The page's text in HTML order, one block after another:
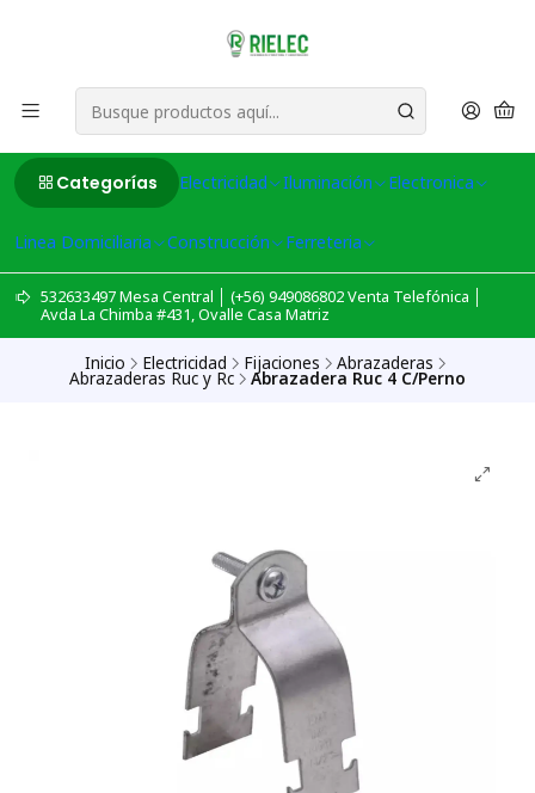
Categorías Electricidad Iluminación Electronica
Linea Domiciliaria Construcción Ferreteria
532633497 Mesa Central │ (+56) 949086802 Venta Telefónica │
Avda La Chimba #431, Ovalle Casa Matriz
Inicio Electricidad Fijaciones Abrazaderas
Abrazaderas Ruc y Rc Abrazadera Ruc 4 C/Perno